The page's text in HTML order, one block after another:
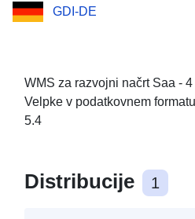
GDI-DE
WMS za razvojni načrt Saa -
Velpke v podatkovnem
5.4
Distribucije 1